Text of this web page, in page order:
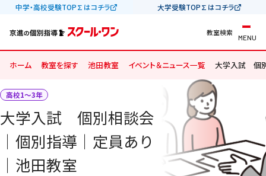
中学・高校受験TOP∑はコチラ 大学受験TOP∑はコチラ
教室検索
MENU
ホーム 教室を探す 池田教室 イベント＆ニュース一覧 大学入試 個
高校1〜3年
大学入試 個別相談会
│個別指導│定員あり
｜池田教室